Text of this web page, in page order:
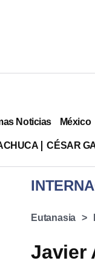
Noticias México
CÉSAR
Eutanasia
Javier